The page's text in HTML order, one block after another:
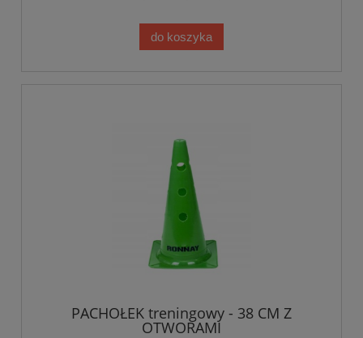
do koszyka
PACHOŁEK treningowy - 38 CM Z
OTWORAMI